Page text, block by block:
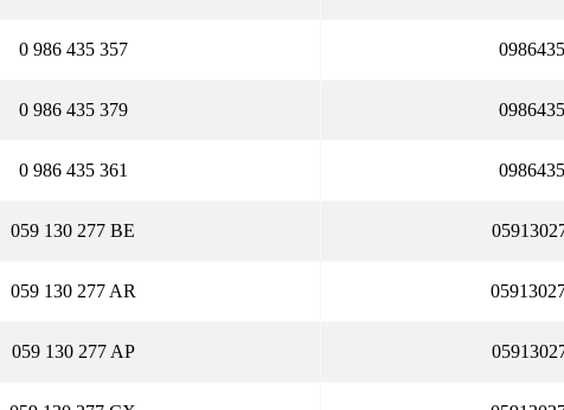
0 986 435 357
0 986 435 379
0 986 435 361
059 130 277 BE
059 130 277 AR
059 130 277 AP